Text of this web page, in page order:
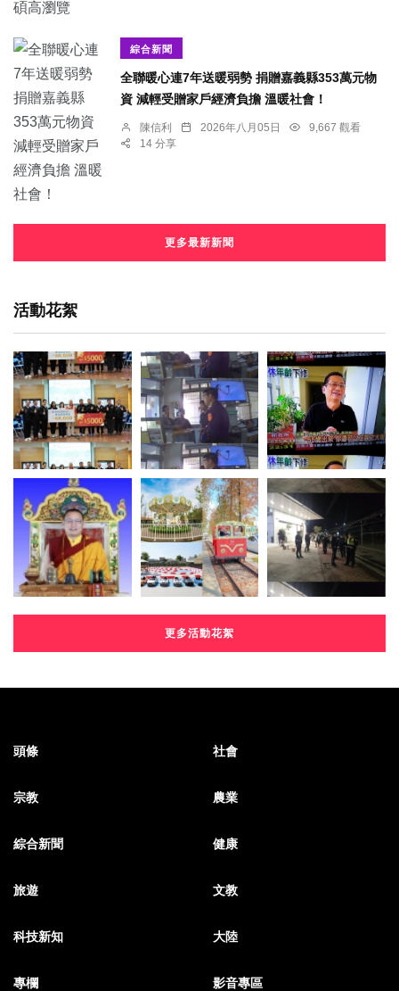
綜合新聞
全聯暖心連7年送暖弱勢 捐贈嘉義縣353萬元物
資 減輕受贈家戶經濟負擔 溫暖社會！
陳信利 2026年八月05日
9,667 觀看
14 分享
更多最新新聞
活動花絮
更多活動花絮
頭條 社會
宗教 農業
綜合新聞 健康
旅遊 文教
科技新知 大陸
專欄 影音專區